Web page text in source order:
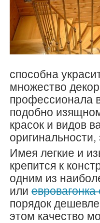
способна
множество
профессионала
подобно
красок и видов
Имея легкие и
крепится к
одним из
или евровагонка
порядок
этом качество